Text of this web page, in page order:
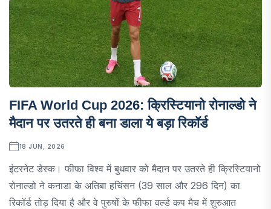
FIFA World Cup 2026: क्रिस्टियानो रोनाल्डो ने
मैदान पर उतरते ही बना डाला ये बड़ा रिकॉर्ड
18 JUN, 2026
इंटरनेट डेस्क। फीफा विश्व में बुधवार को मैदान पर उतरते ही क्रिस्टियानो
रोनाल्डो ने कनाडा के अतिबा हचिंसन (39 साल और 296 दिन) का
रिकॉर्ड तोड़ दिया है और वे पुरुषों के फीफा वर्ल्ड कप मैच में शुरुआत